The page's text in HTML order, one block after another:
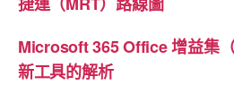
Microsoft 365 Office 增益集
新工具的解析